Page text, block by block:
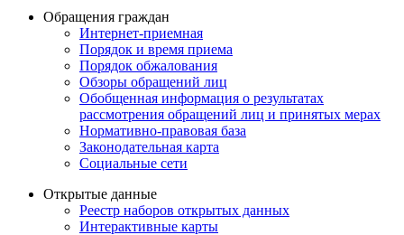
Обращения граждан
Интернет-приемная
Порядок и время приема
Порядок обжалования
Обзоры обращений лиц
Обобщенная информация о результатах
рассмотрения обращений лиц и принятых мерах
Нормативно-правовая база
Законодательная карта
Социальные сети
Открытые данные
Реестр наборов открытых данных
Интерактивные карты